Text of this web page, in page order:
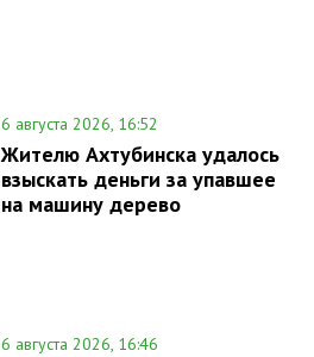
6 августа 2026, 16:52
Жителю Ахтубинска удалось
взыскать деньги за упавшее
на машину дерево
6 августа 2026, 16:46